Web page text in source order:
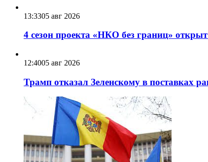
13:3305 авг 2026
4 сезон проекта «НКО без границ»
12:4005 авг 2026
Трамп отказал Зеленскому в поставках